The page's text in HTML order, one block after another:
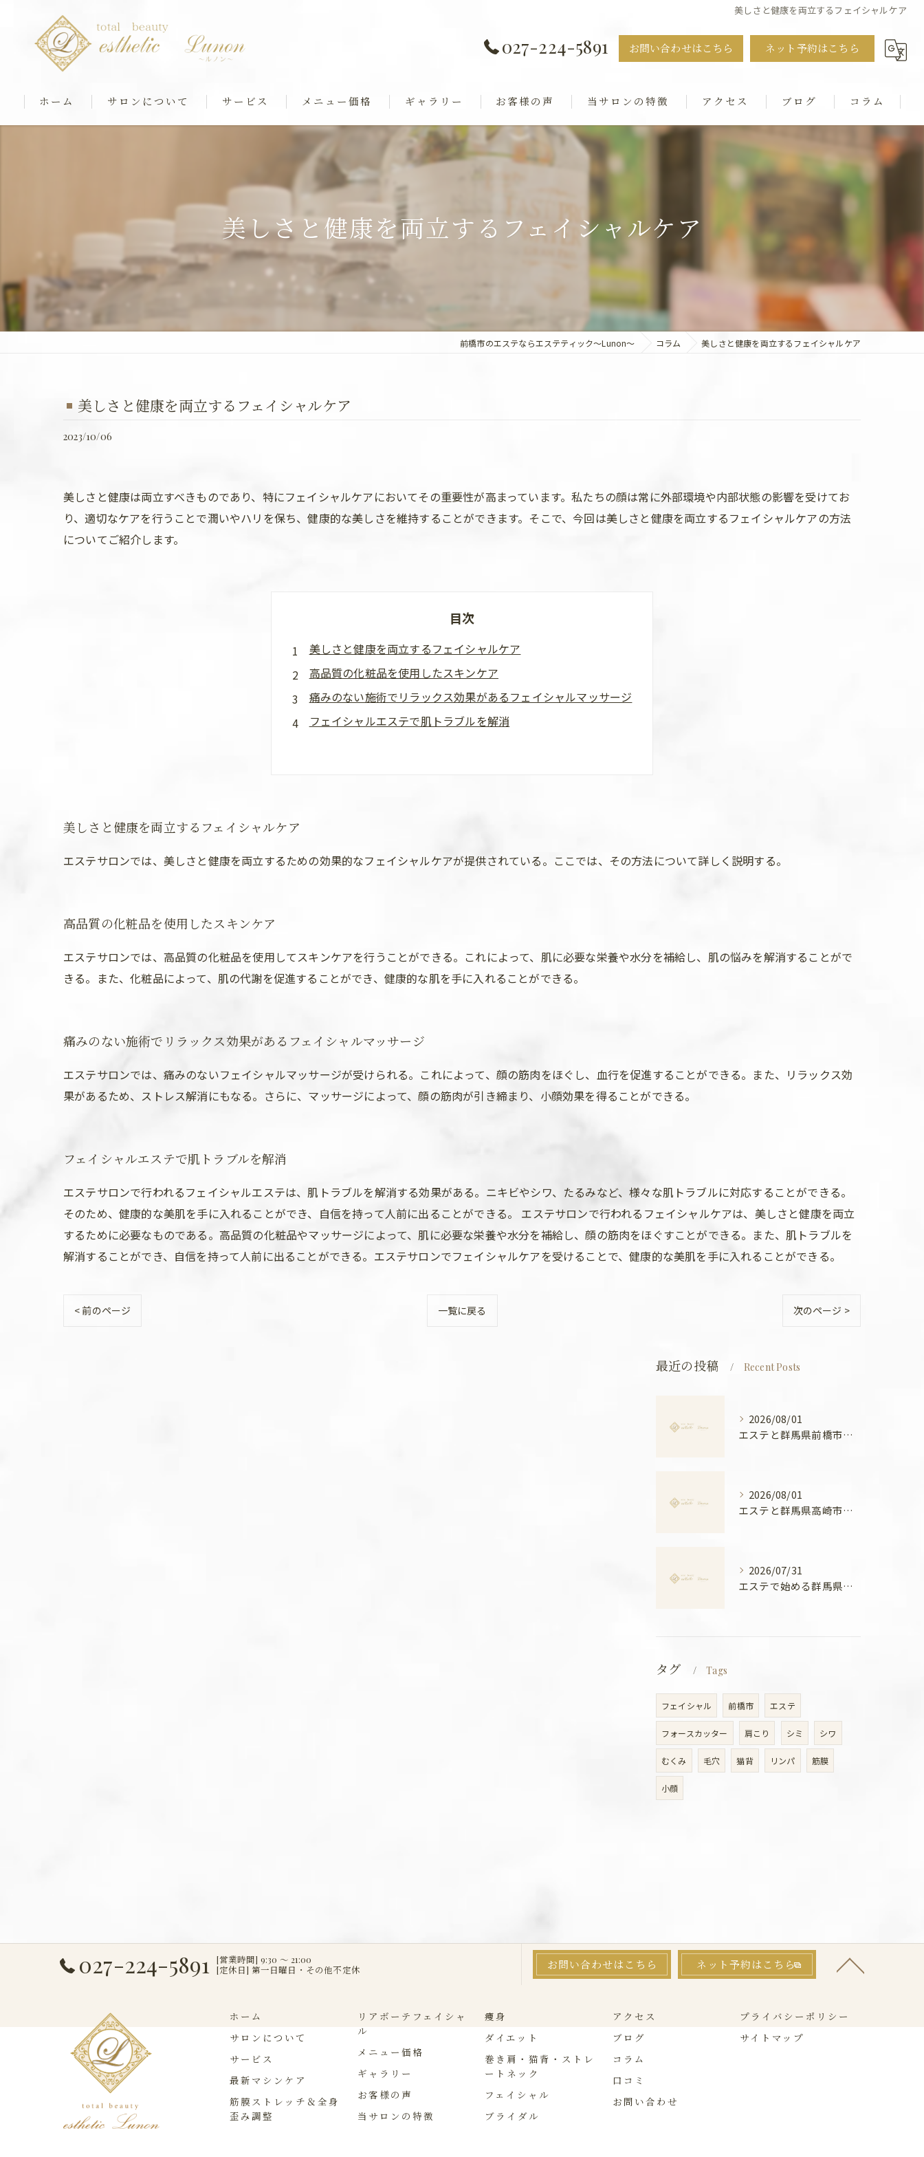
美しさと健康を両立するフェイシャルケア
027-224-5891 お問い合わせはこちら ネット予約はこちら
ホーム サロンについて サービス
筋膜ストレッチ＆全身歪み調整
リアボーテフェイシャル
メニュー価格 ギャラリー お客様の声 当サロンの特徴
痩身
ダイエット
ブライダル
アクセス ブログ コラム
美しさと健康を両立するフェイシャルケア
前橋市のエステならエステティック～Lunon～ コラム 美しさと健康を両立するフェイシャルケア
美しさと健康を両立するフェイシャルケア
2023/10/06
美しさと健康は両立すべきものであり、特にフェイシャルケアにおいてその重要性が高まっています。私たちの顔は常に外部環境や内部状態の影響を受けてお
り、適切なケアを行うことで潤いやハリを保ち、健康的な美しさを維持することができます。そこで、今回は美しさと健康を両立するフェイシャルケアの方法
についてご紹介します。
目次
美しさと健康を両立するフェイシャルケア
高品質の化粧品を使用したスキンケア
痛みのない施術でリラックス効果があるフェイシャルマッサージ
フェイシャルエステで肌トラブルを解消
美しさと健康を両立するフェイシャルケア
エステサロンでは、美しさと健康を両立するための効果的なフェイシャルケアが提供されている。ここでは、その方法について詳しく説明する。
高品質の化粧品を使用したスキンケア
エステサロンでは、高品質の化粧品を使用してスキンケアを行うことができる。これによって、肌に必要な栄養や水分を補給し、肌の悩みを解消することがで
きる。また、化粧品によって、肌の代謝を促進することができ、健康的な肌を手に入れることができる。
痛みのない施術でリラックス効果があるフェイシャルマッサージ
エステサロンでは、痛みのないフェイシャルマッサージが受けられる。これによって、顔の筋肉をほぐし、血行を促進することができる。また、リラックス効
果があるため、ストレス解消にもなる。さらに、マッサージによって、顔の筋肉が引き締まり、小顔効果を得ることができる。
フェイシャルエステで肌トラブルを解消
エステサロンで行われるフェイシャルエステは、肌トラブルを解消する効果がある。ニキビやシワ、たるみなど、様々な肌トラブルに対応することができる。
そのため、健康的な美肌を手に入れることができ、自信を持って人前に出ることができる。 エステサロンで行われるフェイシャルケアは、美しさと健康を両立
するために必要なものである。高品質の化粧品やマッサージによって、肌に必要な栄養や水分を補給し、顔の筋肉をほぐすことができる。また、肌トラブルを
解消することができ、自信を持って人前に出ることができる。エステサロンでフェイシャルケアを受けることで、健康的な美肌を手に入れることができる。
< 前のページ 一覧に戻る 次のページ >
最近の投稿 Recent Posts
2026/08/01
エステと群馬県前橋市ボディメンテナンス徹底比較と安心できる選び方ガイド
2026/08/01
エステと群馬県高崎市の骨盤ケアで叶える産後ケアと美姿勢の新常識
2026/07/31
エステで始める群馬県高崎市の温活美容と冷え対策徹底ガイド
タグ Tags
フェイシャル 前橋市 エステ
フォースカッター 肩こり シミ シワ
むくみ 毛穴 猫背 リンパ 筋膜
小顔
027-224-5891
[営業時間] 9:30 ～ 21:00
[定休日] 第一日曜日・その他不定休
お問い合わせはこちら ネット予約はこちら
ホーム
サロンについて
サービス
最新マシンケア
筋膜ストレッチ＆全身
歪み調整
リアボーテフェイシャ
ル
メニュー価格
ギャラリー
お客様の声
当サロンの特徴
痩身
ダイエット
巻き肩・猫背・ストレ
ートネック
フェイシャル
ブライダル
アクセス
ブログ
コラム
口コミ
お問い合わせ
プライバシーポリシー
サイトマップ